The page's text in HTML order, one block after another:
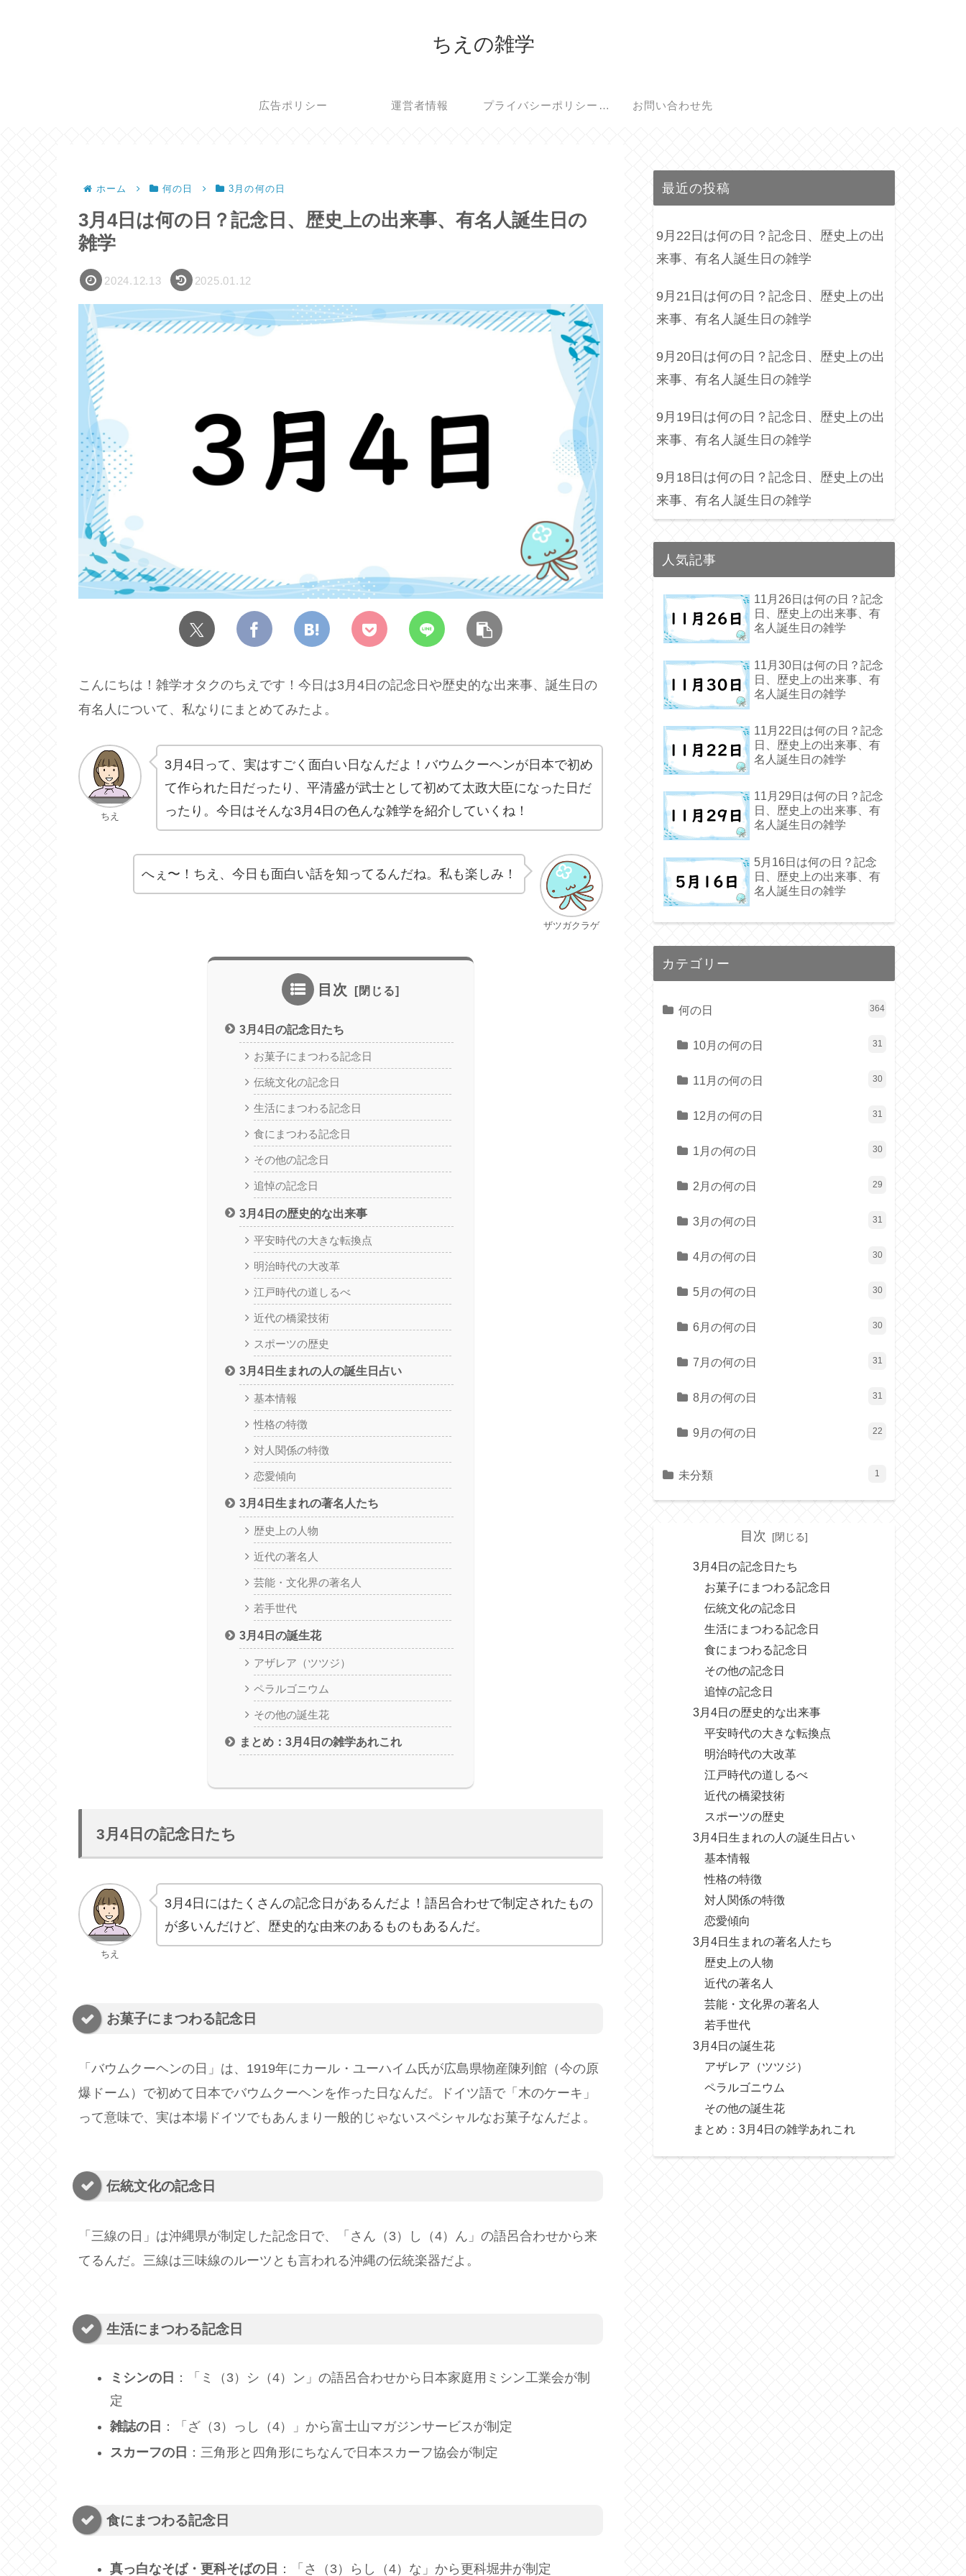
ちえの雑学
広告ポリシー 運営者情報 プライバシーポリシー・免責事項 お問い合わせ先
ホーム 何の日 3月の何の日
3月4日は何の日？記念日、歴史上の出来事、有名人誕生日の
雑学
2024.12.13 2025.01.12
こんにちは！雑学オタクのちえです！今日は3月4日の記念日や歴史的な出来事、誕生日の
有名人について、私なりにまとめてみたよ。
ちえ
3月4日って、実はすごく面白い日なんだよ！バウムクーヘンが日本で初め
て作られた日だったり、平清盛が武士として初めて太政大臣になった日だ
ったり。今日はそんな3月4日の色んな雑学を紹介していくね！
ザツガクラゲ
へぇ〜！ちえ、今日も面白い話を知ってるんだね。私も楽しみ！
目次
3月4日の記念日たち
お菓子にまつわる記念日
伝統文化の記念日
生活にまつわる記念日
食にまつわる記念日
その他の記念日
追悼の記念日
3月4日の歴史的な出来事
平安時代の大きな転換点
明治時代の大改革
江戸時代の道しるべ
近代の橋梁技術
スポーツの歴史
3月4日生まれの人の誕生日占い
基本情報
性格の特徴
対人関係の特徴
恋愛傾向
3月4日生まれの著名人たち
歴史上の人物
近代の著名人
芸能・文化界の著名人
若手世代
3月4日の誕生花
アザレア（ツツジ）
ペラルゴニウム
その他の誕生花
まとめ：3月4日の雑学あれこれ
3月4日の記念日たち
ちえ
3月4日にはたくさんの記念日があるんだよ！語呂合わせで制定されたもの
が多いんだけど、歴史的な由来のあるものもあるんだ。
お菓子にまつわる記念日
「バウムクーヘンの日」は、1919年にカール・ユーハイム氏が広島県物産陳列館（今の原
爆ドーム）で初めて日本でバウムクーヘンを作った日なんだ。ドイツ語で「木のケーキ」
って意味で、実は本場ドイツでもあんまり一般的じゃないスペシャルなお菓子なんだよ。
伝統文化の記念日
「三線の日」は沖縄県が制定した記念日で、「さん（3）し（4）ん」の語呂合わせから来
てるんだ。三線は三味線のルーツとも言われる沖縄の伝統楽器だよ。
生活にまつわる記念日
ミシンの日 ：「ミ（3）シ（4）ン」の語呂合わせから日本家庭用ミシン工業会が制
定
雑誌の日 ：「ざ（3）っし（4）」から富士山マガジンサービスが制定
スカーフの日 ：三角形と四角形にちなんで日本スカーフ協会が制定
食にまつわる記念日
真っ白なそば・更科そばの日 ：「さ（3）らし（4）な」から更科堀井が制定
最近の投稿
9月22日は何の日？記念日、歴史上の出
来事、有名人誕生日の雑学
9月21日は何の日？記念日、歴史上の出
来事、有名人誕生日の雑学
9月20日は何の日？記念日、歴史上の出
来事、有名人誕生日の雑学
9月19日は何の日？記念日、歴史上の出
来事、有名人誕生日の雑学
9月18日は何の日？記念日、歴史上の出
来事、有名人誕生日の雑学
人気記事
11月26日は何の日？記念
日、歴史上の出来事、有
名人誕生日の雑学
11月30日は何の日？記念
日、歴史上の出来事、有
名人誕生日の雑学
11月22日は何の日？記念
日、歴史上の出来事、有
名人誕生日の雑学
11月29日は何の日？記念
日、歴史上の出来事、有
名人誕生日の雑学
5月16日は何の日？記念
日、歴史上の出来事、有
名人誕生日の雑学
カテゴリー
何の日 364
10月の何の日 31
11月の何の日 30
12月の何の日 31
1月の何の日 30
2月の何の日 29
3月の何の日 31
4月の何の日 30
5月の何の日 30
6月の何の日 30
7月の何の日 31
8月の何の日 31
9月の何の日 22
未分類 1
目次
3月4日の記念日たち
お菓子にまつわる記念日
伝統文化の記念日
生活にまつわる記念日
食にまつわる記念日
その他の記念日
追悼の記念日
3月4日の歴史的な出来事
平安時代の大きな転換点
明治時代の大改革
江戸時代の道しるべ
近代の橋梁技術
スポーツの歴史
3月4日生まれの人の誕生日占い
基本情報
性格の特徴
対人関係の特徴
恋愛傾向
3月4日生まれの著名人たち
歴史上の人物
近代の著名人
芸能・文化界の著名人
若手世代
3月4日の誕生花
アザレア（ツツジ）
ペラルゴニウム
その他の誕生花
まとめ：3月4日の雑学あれこれ